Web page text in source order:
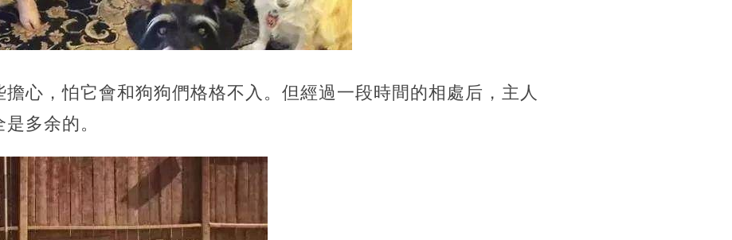
心，怕它會和狗狗們格格不入。但經過一段時間的相處后，主人
多余的。